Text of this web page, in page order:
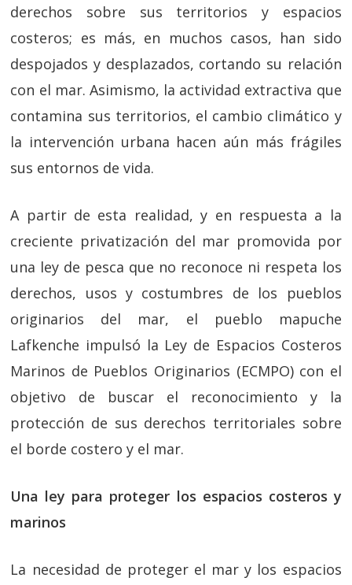
derechos sobre sus territorios y espacios
costeros; es más, en muchos casos, han sido
despojados y desplazados, cortando su relación
con el mar. Asimismo, la actividad extractiva que
contamina sus territorios, el cambio climático y
la intervención urbana hacen aún más frágiles
sus entornos de vida.
A partir de esta realidad, y en respuesta a la
creciente privatización del mar promovida por
una ley de pesca que no reconoce ni respeta los
derechos, usos y costumbres de los pueblos
originarios del mar, el pueblo mapuche
Lafkenche impulsó la Ley de Espacios Costeros
Marinos de Pueblos Originarios (ECMPO) con el
objetivo de buscar el reconocimiento y la
protección de sus derechos territoriales sobre
el borde costero y el mar.
Una ley para proteger los espacios costeros y
marinos
La necesidad de proteger el mar y los espacios